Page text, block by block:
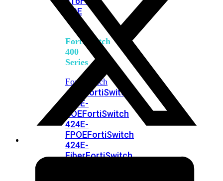
POE
FortiSwitch
400
Series
FortiSwitch
424E
FortiSwitch
424E-
POEFortiSwitch
424E-
FPOEFortiSwitch
424E-
FiberFortiSwitch